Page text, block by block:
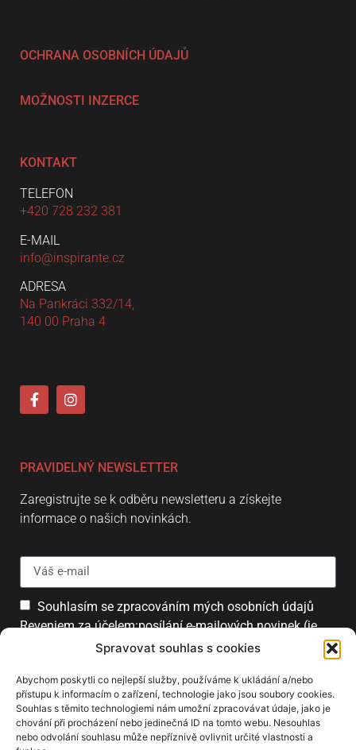
Spravovat souhlas s cookies
Abychom poskytli co nejlepší služby, používáme k ukládání a/nebo
přístupu k informacím o zařízení, technologie jako jsou soubory cookies.
Souhlas s těmito technologiemi nám umožní zpracovávat údaje, jako je
chování při procházení nebo jedinečná ID na tomto webu. Nesouhlas
nebo odvolání souhlasu může nepříznivě ovlivnit určité vlastnosti a
OCHRANA OSOBNÍCH ÚDAJŮ
MOŽNOSTI INZERCE
KONTAKT
TELEFON
+420 728 232 381
E-MAIL
info@inspirante.cz
ADRESA
Na Pankráci 332/14,
140 00 Praha 4
PRAVIDELNÝ NEWSLETTER
Zaregistrujte se k odběru newsletteru a získejte
informace o našich novinkách.
Souhlasím se zpracováním mých osobních údajů
Reveniem za účelem:posílání e-mailových novinek (je
možné se kdykoliv odhlásit).
Přihlásit
PARTNEŘI